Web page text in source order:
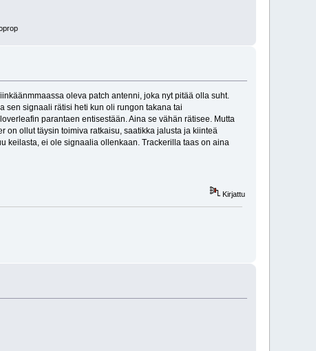
oleva patch antenni, joka nyt pitää olla suht.
sen signaali rätisi heti kun oli rungon takana tai
parantaen entisestään. Aina se vähän rätisee. Mutta
on ollut täysin toimiva ratkaisu, saatikka jalusta ja kiinteä
keilasta, ei ole signaalia ollenkaan. Trackerilla taas on aina
Kirjattu